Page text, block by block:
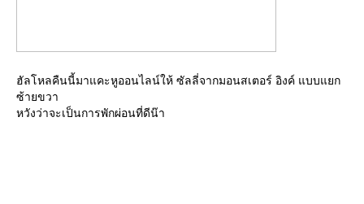
ฮัลโหลคืนนี้มาแคะหูออนไลน์ให้ ซัลลี่จากมอนสเตอร์ อิงค์ แบบแยก
ซ้ายขวา
หวังว่าจะเป็นการพักผ่อนที่ดีน๊า